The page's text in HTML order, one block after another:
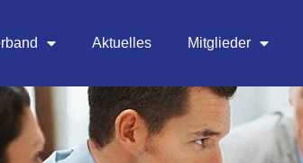
Aktuelles Mitglieder